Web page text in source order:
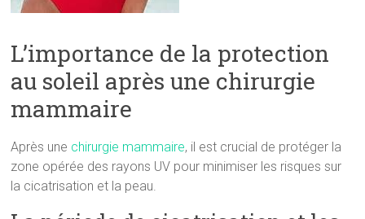
L’importance de la protection
au soleil après une chirurgie
mammaire
Après une chirurgie mammaire, il est crucial de protéger la
zone opérée des rayons UV pour minimiser les risques sur
la cicatrisation et la peau.